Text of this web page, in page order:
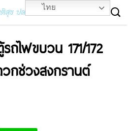
ถไฟขบวน 171/172
กช่วงสงกรานต์
ไทย